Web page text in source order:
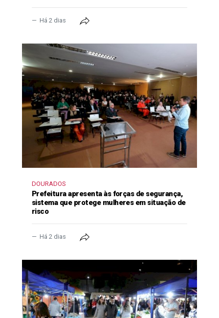
Há 2 dias
DOURADOS
Prefeitura apresenta às forças de segurança,
sistema que protege mulheres em situação de
risco
Há 2 dias